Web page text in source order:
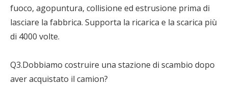
fuoco, agopuntura, collisione ed estrusione prima di
lasciare la fabbrica. Supporta la ricarica e la scarica più
di 4000 volte.
Q3.Dobbiamo costruire una stazione di scambio dopo
aver acquistato il camion?